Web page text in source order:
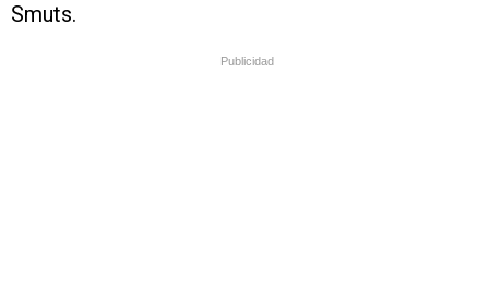
Smuts.
Publicidad